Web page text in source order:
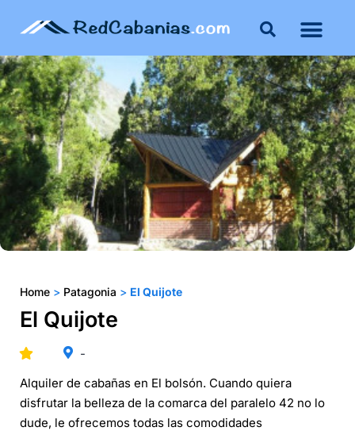
Home > Patagonia > El Quijote
El Quijote
-
Alquiler de cabañas en El bolsón. Cuando quiera
disfrutar la belleza de la comarca del paralelo 42 no lo
dude, le ofrecemos todas las comodidades